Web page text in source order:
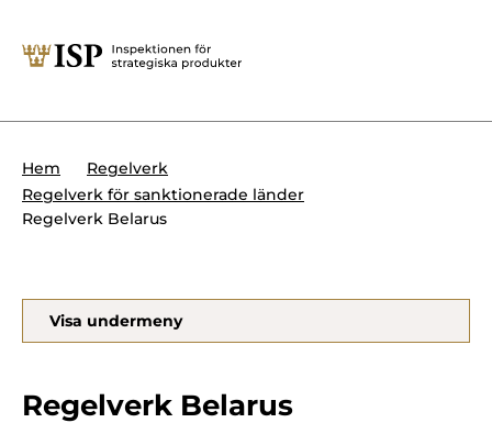
Söktips:
Presskontakt
Forskningssäkerhet
Krigsmateriel
Produkter med dubbla
Internationella sanktioner
Hem
Regelverk
Regelverk för sanktionerade länder
Regelverk Belarus
Visa undermeny
Regelverk Belarus